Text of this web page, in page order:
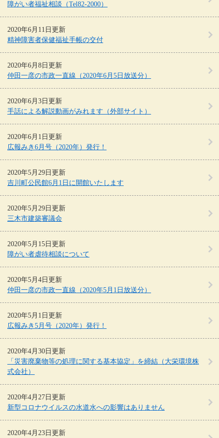
障がい者福祉相談（Tel82-2000）
2020年6月11日更新
精神障害者保健福祉手帳の交付
2020年6月8日更新
仲田一彦の市政一直線（2020年6月5日放送分）
2020年6月3日更新
手話による解説動画がみれます（外部サイト）
2020年6月1日更新
広報みき6月号（2020年）発行！
2020年5月29日更新
吉川町公民館6月1日に開館いたします
2020年5月29日更新
三木市建築審議会
2020年5月15日更新
障がい者虐待相談について
2020年5月4日更新
仲田一彦の市政一直線（2020年5月1日放送分）
2020年5月1日更新
広報みき5月号（2020年）発行！
2020年4月30日更新
「災害廃棄物等の処理に関する基本協定」を締結（大栄環境株
式会社）
2020年4月27日更新
新型コロナウイルスの水道水への影響はありません
2020年4月23日更新